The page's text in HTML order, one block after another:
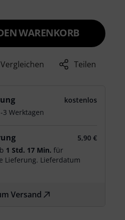
WARENKORB
Vergleichen Teilen
kostenlos
Werktagen
5,90 €
1 Std. 17 Min. für
Lieferung. Lieferdatum
Versand